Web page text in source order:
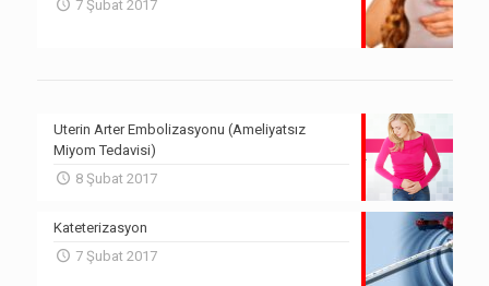
7 Şubat 2017
Uterin Arter Embolizasyonu (Ameliyatsız
Miyom Tedavisi)
8 Şubat 2017
Kateterizasyon
7 Şubat 2017